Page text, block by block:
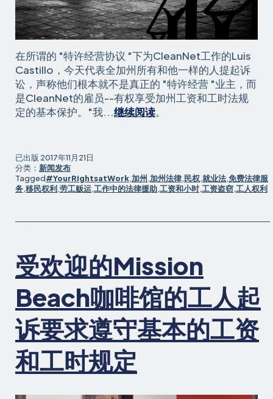
在所谓的 "特许经营协议 "下为CleanNet工作的Luis
Castillo，今天代表全加州所有和他一样的人提起诉
讼，声称他们根本就不是真正的 "特许经营 "业主，而
是CleanNet的雇员--有权享受加州工资和工时法规
定的基本保护。"我...继续阅读清
诉
CleanNet，
称
的
工
资
和
工
时，
运
。
已出版 2017年11月21日
分类： 新闻发布
Tagged#YourRightsatWork,加州 ,加州法律,民权,就业法,免费法律服
务,移民权利 ,劳工贩运,工作中的法律援助,工资和小时,工资盗窃,工人权利
受欢迎的Mission
Beach咖啡馆的工人起
诉要求遵守基本的工资
和工时规定